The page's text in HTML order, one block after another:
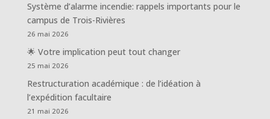
Système d’alarme incendie: rappels importants pour le
campus de Trois-Rivières
26 mai 2026
🌟 Votre implication peut tout changer
25 mai 2026
Restructuration académique : de l’idéation à
l’expédition facultaire
21 mai 2026